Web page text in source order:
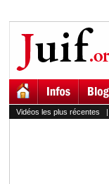
Vidéos les plus récentes